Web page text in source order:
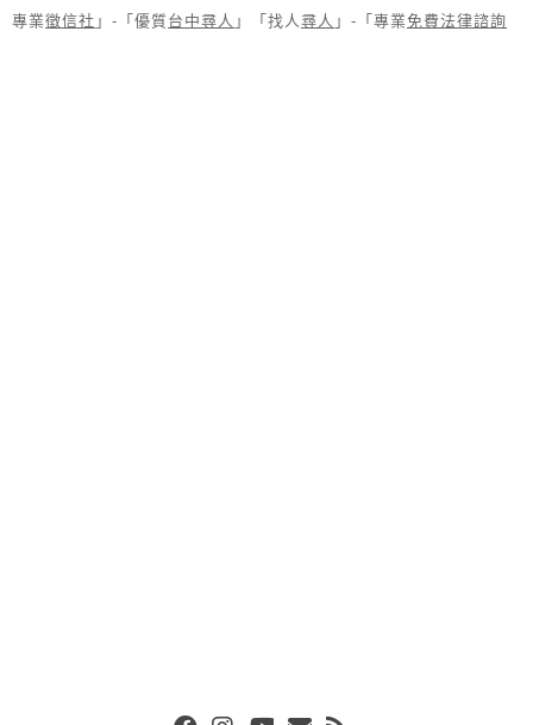
專業徵信社 」-「優質台中尋人 」「找人 尋人 」-「專業免費法律諮詢